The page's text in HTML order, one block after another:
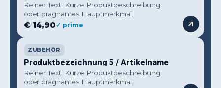
Reiner Text: Kurze Produktbeschreibung
oder prägnantes Hauptmerkmal.
€ 14,90✓ prime
ZUBEHÖR
Produktbezeichnung 5 / Artikelname
Reiner Text: Kurze Produktbeschreibung
oder prägnantes Hauptmerkmal.